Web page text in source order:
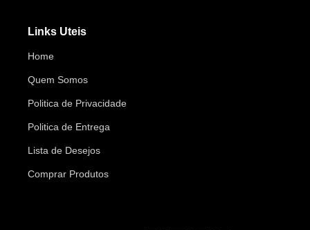
Links Uteis
Home
Quem Somos
Politica de Privacidade
Politica de Entrega
Lista de Desejos
Comprar Produtos